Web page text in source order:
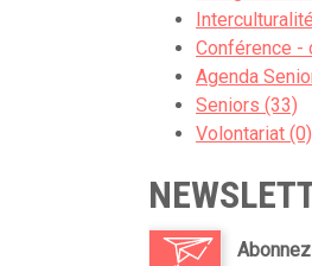
Conférence -
Agenda
Seniors (33)
Volontariat (0)